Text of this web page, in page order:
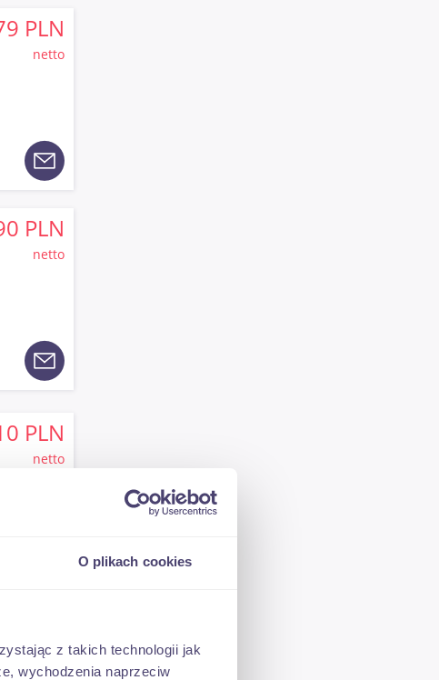
O plikach cookies
z takich technologii jak
wychodzenia naprzeciw
PLN
netto
PLN
netto
PLN
netto
brutto